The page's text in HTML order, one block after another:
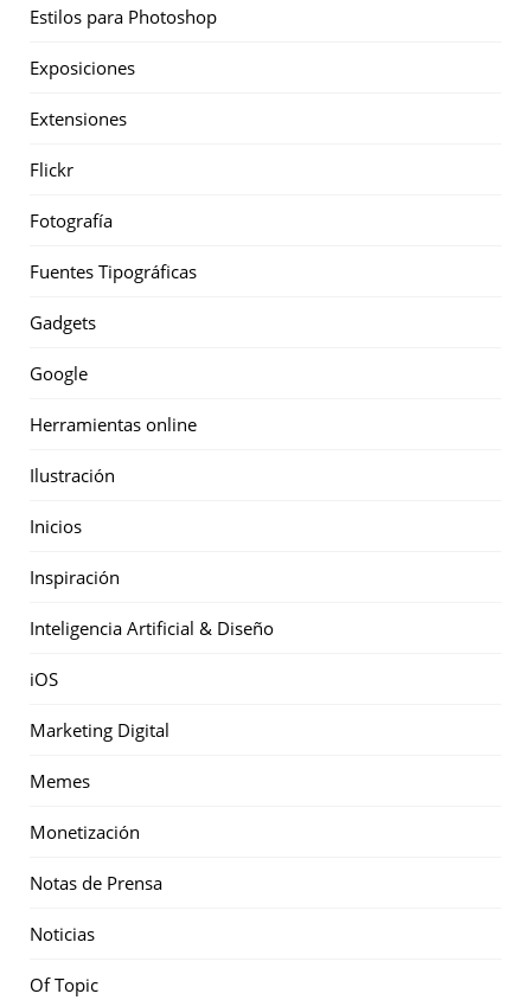
Estilos para Photoshop
Exposiciones
Extensiones
Flickr
Fotografía
Fuentes Tipográficas
Gadgets
Google
Herramientas online
Ilustración
Inicios
Inspiración
Inteligencia Artificial & Diseño
iOS
Marketing Digital
Memes
Monetización
Notas de Prensa
Noticias
Of Topic